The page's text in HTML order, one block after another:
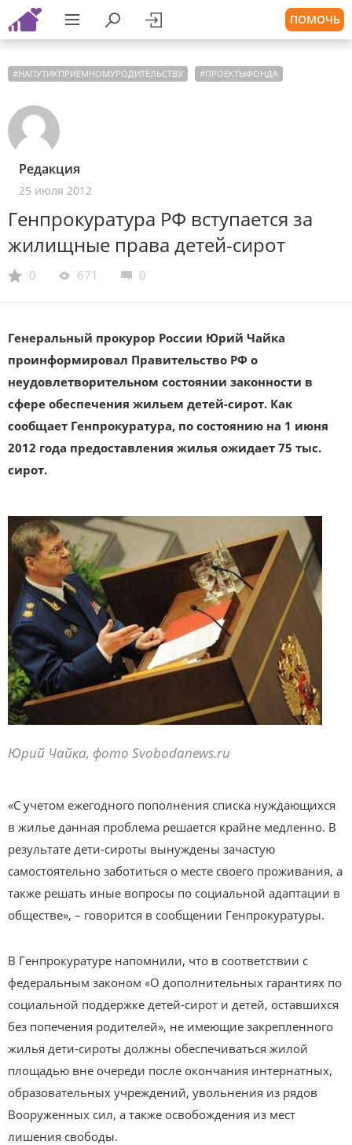
ПОМОЧЬ
#НАПУТИКПРИЕМНОМУРОДИТЕЛЬСТВУ #ПРОЕКТЫФОНДА
Редакция
25 июля 2012
Генпрокуратура РФ вступается за
жилищные права детей-сирот
0 671 0
Генеральный прокурор России Юрий Чайка
проинформировал Правительство РФ о
неудовлетворительном состоянии законности в
сфере обеспечения жильем детей-сирот. Как
сообщает Генпрокуратура, по состоянию на 1 июня
2012 года предоставления жилья ожидает 75 тыс.
сирот.
Юрий Чайка, фото Svobodanews.ru
«С учетом ежегодного пополнения списка нуждающихся
в жилье данная проблема решается крайне медленно. В
результате дети-сироты вынуждены зачастую
самостоятельно заботиться о месте своего проживания, а
также решать иные вопросы по социальной адаптации в
обществе», – говорится в сообщении Генпрокуратуры.
В Генпрокуратуре напомнили, что в соответствии с
федеральным законом «О дополнительных гарантиях по
социальной поддержке детей-сирот и детей, оставшихся
без попечения родителей», не имеющие закрепленного
жилья дети-сироты должны обеспечиваться жилой
площадью вне очереди после окончания интернатных,
образовательных учреждений, увольнения из рядов
Вооруженных сил, а также освобождения из мест
лишения свободы.